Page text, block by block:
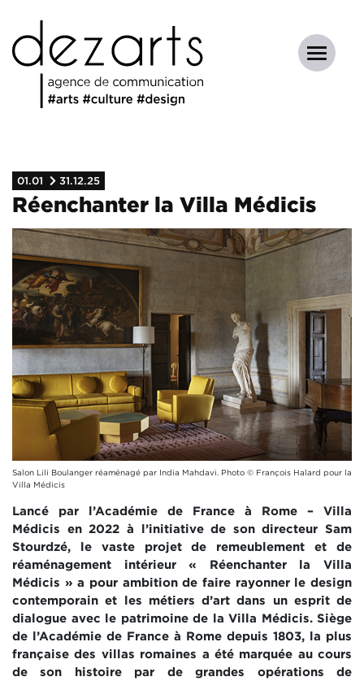
01.01 31.12.25
Réenchanter la Villa Médicis
Salon Lili Boulanger réaménagé par India Mahdavi. Photo © François Halard pour la
Villa Médicis
Lancé par l’Académie de France à Rome – Villa
Médicis en 2022 à l’initiative de son directeur Sam
Stourdzé, le vaste projet de remeublement et de
réaménagement intérieur « Réenchanter la Villa
Médicis » a pour ambition de faire rayonner le design
contemporain et les métiers d’art dans un esprit de
dialogue avec le patrimoine de la Villa Médicis. Siège
de l’Académie de France à Rome depuis 1803, la plus
française des villas romaines a été marquée au cours
de son histoire par de grandes opérations de